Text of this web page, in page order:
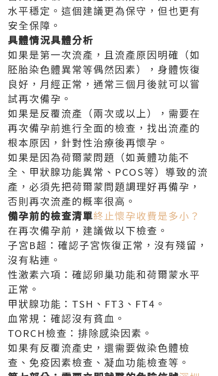
水平穩定。這個建議更為保守，但也更有
安全保障。
具體情況具體分析
如果是第一次流產，且流產原因明確（如
胚胎染色體異常等偶然因素），身體恢復
良好，月經正常，通常三個月後就可以嘗
試再次備孕。
如果是反覆流產（兩次或以上），需要在
再次備孕前進行全面的檢查，找出流產的
根本原因，針對性治療後再懷孕。
如果是因為荷爾蒙問題（如黃體功能不
全、甲狀腺功能異常、PCOS等）導致的流
產，必須先把荷爾蒙問題調理好再備孕，
否則再次流產的概率很高。
備孕前的檢查清單終止懷孕收費是多小？
在再次備孕前，建議做以下檢查。
子宮B超：確認子宮恢復正常，沒有殘留，
沒有粘連。
性激素六項：確認卵巢功能和荷爾蒙水平
正常。
甲狀腺功能：TSH、FT3、FT4。
血常規：確認沒有貧血。
TORCH檢查：排除感染因素。
如果有反覆流產史，還需要做染色體檢
查、免疫因素檢查、凝血功能檢查等。